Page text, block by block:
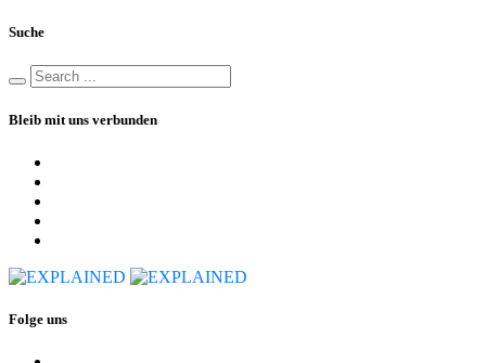
Suche
Bleib mit uns verbunden
Folge uns